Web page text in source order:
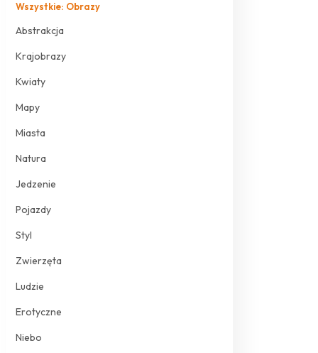
Wszystkie: Obrazy
Abstrakcja
Krajobrazy
Kwiaty
Mapy
Miasta
Natura
Jedzenie
Pojazdy
Styl
Zwierzęta
Ludzie
Erotyczne
Niebo